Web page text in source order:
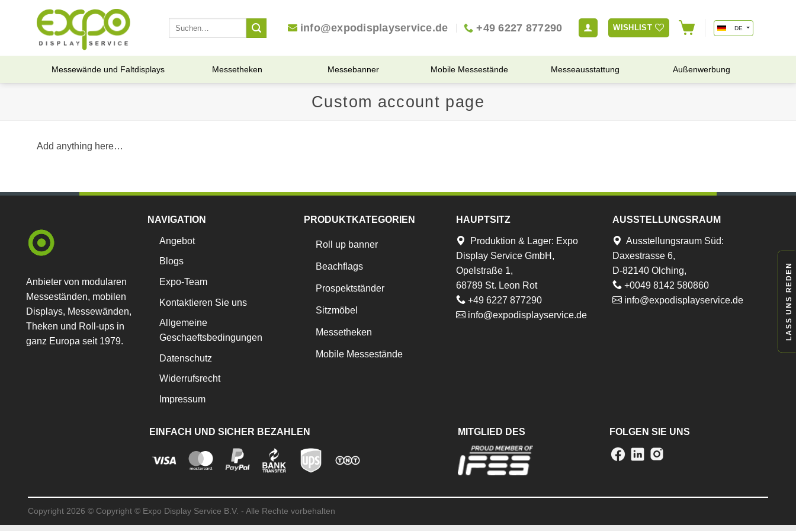
info@expodisplayservice.de +49 6227 877290 WISHLIST DE
Messewände und Faltdisplays Messetheken Messebanner Mobile Messestände Messeausstattung Außenwerbung
Custom account page
Add anything here…
LASS UNS REDEN
Anbieter von modularen
Messeständen, mobilen
Displays, Messewänden,
Theken und Roll-ups in
ganz Europa seit 1979.
NAVIGATION
Angebot
Blogs
Expo-Team
Kontaktieren Sie uns
Allgemeine
Geschaeftsbedingungen
Datenschutz
Widerrufsrecht
Impressum
PRODUKTKATEGORIEN
Roll up banner
Beachflags
Prospektständer
Sitzmöbel
Messetheken
Mobile Messestände
HAUPTSITZ
Produktion & Lager: Expo
Display Service GmbH,
Opelstraße 1,
68789 St. Leon Rot
+49 6227 877290
info@expodisplayservice.de
AUSSTELLUNGSRAUM
Ausstellungsraum Süd:
Daxestrasse 6,
D-82140 Olching,
+0049 8142 580860
info@expodisplayservice.de
EINFACH UND SICHER BEZAHLEN MITGLIED DES FOLGEN SIE UNS
Copyright 2026 © Copyright © Expo Display Service B.V. - Alle Rechte vorbehalten